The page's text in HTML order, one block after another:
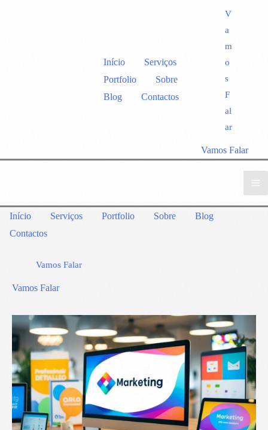
Início
Serviços
Portfolio
Sobre
Blog
Contactos
V
a
m
o
s
F
al
ar
Vamos Falar
Início Serviços Portfolio Sobre
Blog
Contactos
Vamos Falar
Vamos Falar